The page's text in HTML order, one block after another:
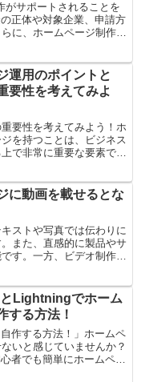
がサポートされることを
正体や対象企業、申請方
に、ホームページ制作が
運用のポイントと
要性を考えてみよ
要性を考えてみよう！ホ
を持つことは、ビジネス
で非常に重要な要素で
に動画を載せるとな
ストや写真では伝わりに
また、直感的に製品やサ
す。一方、ビデオ制作に
Lightningでホーム
する方法！
作する方法！」ホームペ
いと感じていませんか？
者でも簡単にホームペー